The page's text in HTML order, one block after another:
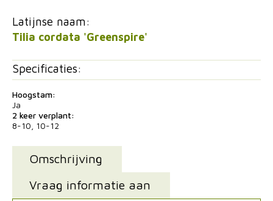
Latijnse naam:
Tilia cordata 'Greenspire'
Specificaties:
Hoogstam:
Ja
2 keer verplant:
8-10, 10-12
Omschrijving
Vraag informatie aan